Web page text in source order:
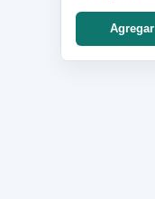
Agregar